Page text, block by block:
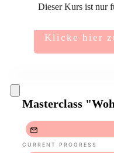
Dieser Kurs ist nur
Klicke hier
Masterclass
CURRENT PROGRESS